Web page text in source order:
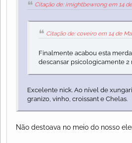
Citação de: imightbewrong em 14
Citação de: coveiro em 14 de
Finalmente acabou esta
descansar psicologicamente 2
Excelente nick. Ao nível de
granizo, vinho, croissant e Chelas.
Não destoava no meio do nosso